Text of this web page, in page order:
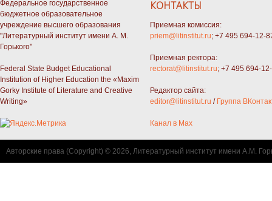
Федеральное государственное
бюджетное образовательное
учреждение высшего образования
"Литературный институт имени А. М.
Горького"
Federal State Budget Educational
Institution of Higher Education the «Maxim
Gorky Institute of Literature and Creative
Writing»
КОНТАКТЫ
Приемная комиссия:
priem@litinstitut.ru; +7 495 694-12-
Приемная ректора:
rectorat@litinstitut.ru; +7 495 694-
Редактор сайта:
editor@litinstitut.ru / Группа
Канал в Max
Авторские права (Copyright) © 2026, Литературный институт имени А.М.